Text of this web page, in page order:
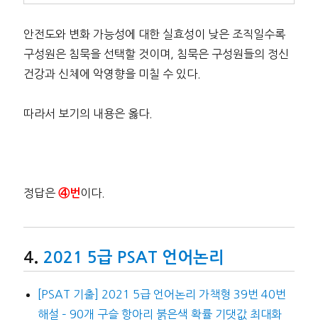
안전도와 변화 가능성에 대한 실효성이 낮은 조직일수록
구성원은 침묵을 선택할 것이며, 침묵은 구성원들의 정신
건강과 신체에 악영향을 미칠 수 있다.
따라서 보기의 내용은 옳다.
정답은④번 이다.
2021 5급 PSAT 언어논리
[PSAT 기출] 2021 5급 언어논리 가책형 39번 40번
해설 – 90개 구슬 항아리 붉은색 확률 기댓값 최대화